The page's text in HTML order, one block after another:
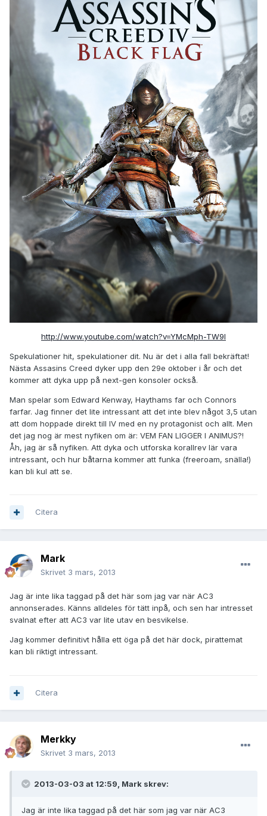
http://www.youtube.com/watch?v=YMcMph-TW9I
Spekulationer hit, spekulationer dit. Nu är det i alla fall bekräftat!
Nästa Assasins Creed dyker upp den 29e oktober i år och det
kommer att dyka upp på next-gen konsoler också.
Man spelar som Edward Kenway, Haythams far och Connors
farfar. Jag finner det lite intressant att det inte blev något 3,5 utan
att dom hoppade direkt till IV med en ny protagonist och allt. Men
det jag nog är mest nyfiken om är: VEM FAN LIGGER I ANIMUS?!
Åh, jag är så nyfiken. Att dyka och utforska korallrev lär vara
intressant, och hur båtarna kommer att funka (freeroam, snälla!)
kan bli kul att se.
Citera
Mark
Skrivet 3 mars, 2013
Jag är inte lika taggad på det här som jag var när AC3
annonserades. Känns alldeles för tätt inpå, och sen har intresset
svalnat efter att AC3 var lite utav en besvikelse.
Jag kommer definitivt hålla ett öga på det här dock, pirattemat
kan bli riktigt intressant.
Citera
Merkky
Skrivet 3 mars, 2013
2013-03-03 at 12:59, Mark skrev:
Jag är inte lika taggad på det här som jag var när AC3